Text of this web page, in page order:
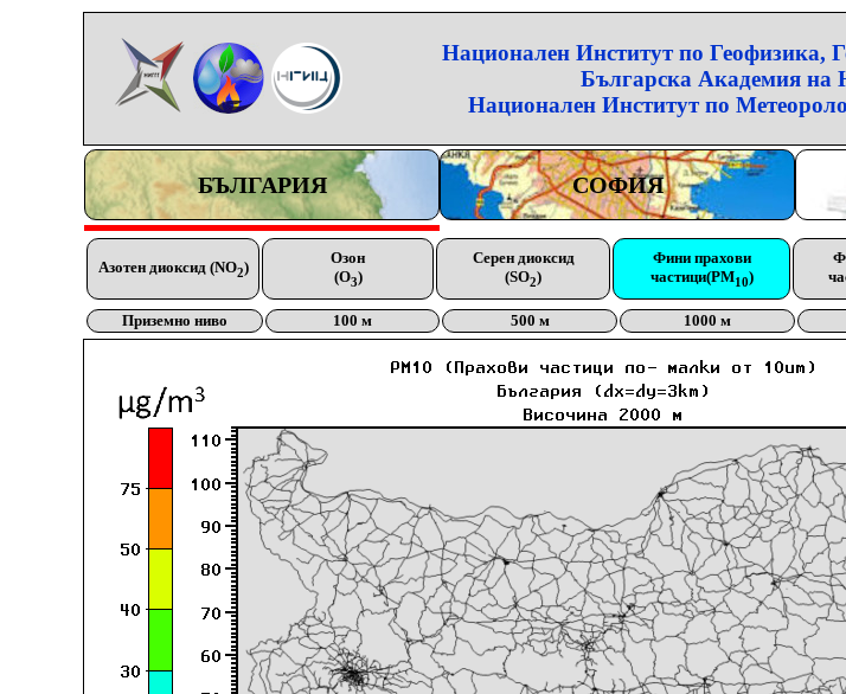
Национален Институт по Геофизика,
Българска Академия на
Национален Институт по
БЪЛГАРИЯ СОФИЯ
Азотен диоксид (NO2)
Озон
(O3)
Серен диоксид
(SO2)
Фини прахови
частици(PM10)
Приземно ниво 100 м 500 м 1000 м